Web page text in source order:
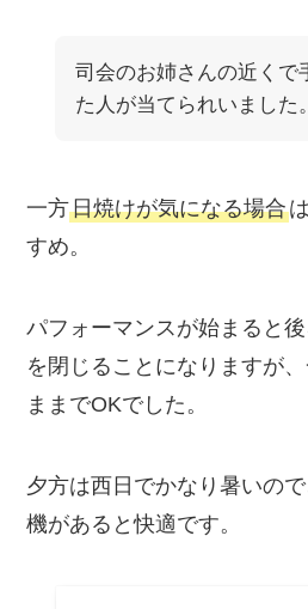
司会のお姉さんの近くで
た人が当てられいました。
一方日焼けが気になる場合
すめ。
パフォーマンスが始まると
を閉じることになりますが
ままでOKでした。
夕方は西日でかなり暑いの
機があると快適です。